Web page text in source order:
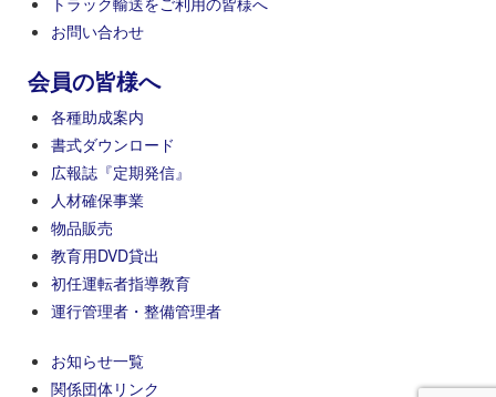
お問い合わせ
会員の皆様へ
各種助成案内
書式ダウンロード
広報誌『定期発信』
人材確保事業
物品販売
教育用DVD貸出
初任運転者指導教育
運行管理者・整備管理者
お知らせ一覧
関係団体リンク